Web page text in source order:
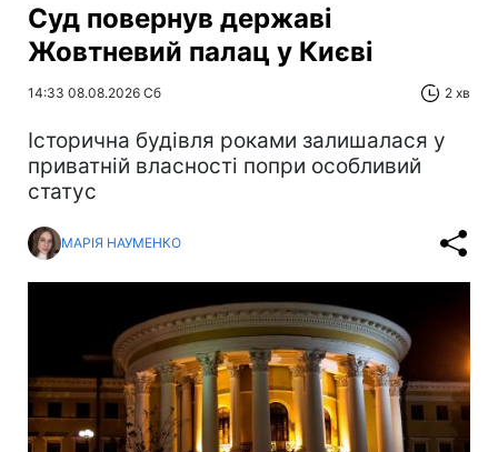
Суд повернув державі
Жовтневий палац у Києві
14:33 08.08.2026 Сб 2 хв
Історична будівля роками залишалася у
приватній власності попри особливий
статус
МАРІЯ НАУМЕНКО